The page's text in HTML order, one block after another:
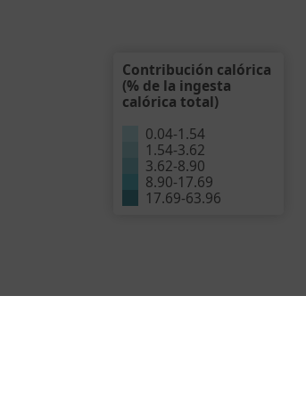
Contribución calórica
(% de la ingesta
calórica total)
0.04-1.54
1.54-3.62
3.62-8.90
8.90-17.69
17.69-63.96